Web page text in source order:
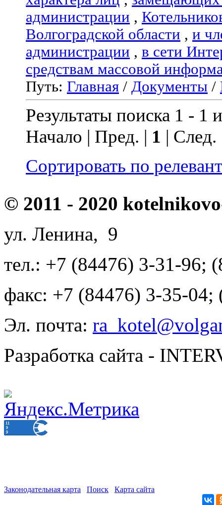
администрации ,
Волгоградской области , и
администрации , в сети
средствам массовой
Путь: Главная / Документы /
Результаты поиска 1 - 1
Начало | Пред. | 1 |
Сортировать по
© 2011 - 2020
ул. Ленина, 9
тел.: +7 (84476) 3-31-96;
факс: +7 (84476) 3-35-04;
Эл. почта:
Разработка сайта -
Законодательная карта Поиск Карта сайта